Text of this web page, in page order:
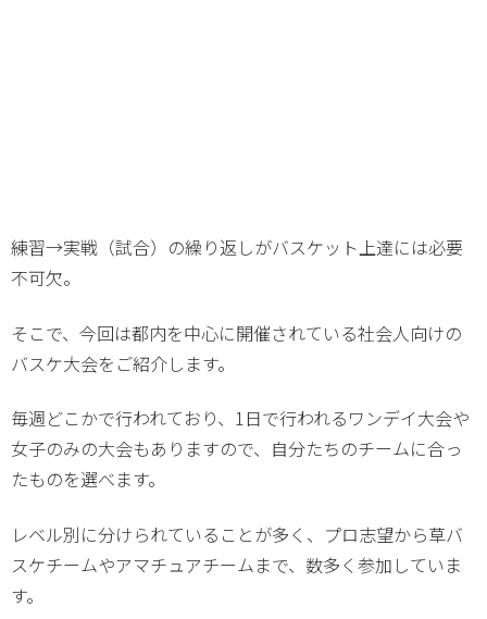
練習→実戦（試合）の繰り返しがバスケット上達には必要
不可欠。
そこで、今回は都内を中心に開催されている社会人向けの
バスケ大会をご紹介します。
毎週どこかで行われており、1日で行われるワンデイ大会や
女子のみの大会もありますので、自分たちのチームに合っ
たものを選べます。
レベル別に分けられていることが多く、プロ志望から草バ
スケチームやアマチュアチームまで、数多く参加していま
す。